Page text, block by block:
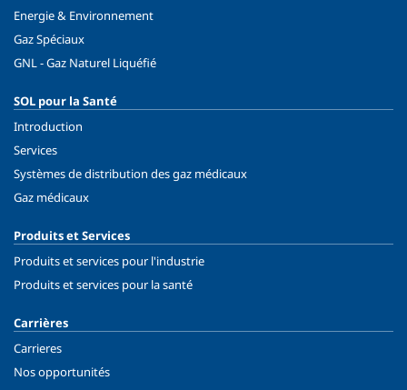
Energie & Environnement
Gaz Spéciaux
GNL - Gaz Naturel Liquéfié
SOL pour la Santé
Introduction
Services
Systèmes de distribution des gaz médicaux
Gaz médicaux
Produits et Services
Produits et services pour l'industrie
Produits et services pour la santé
Carrières
Carrieres
Nos opportunités